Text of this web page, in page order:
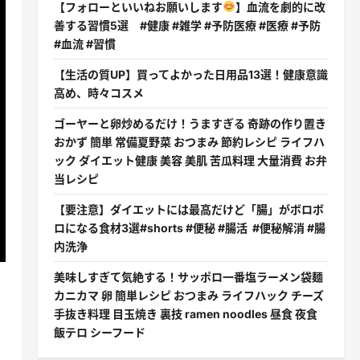
【フォローといいねお願いします
】血流を劇的に改
善する習慣5選 #健康 #雑学 #予防医療 #医療 #予防
#血流 #習慣
【生活の質UP】買ってよかった日用品13選！健康意識
高め、時々コスメ
ゴーヤーと卵炒めるだけ！うますぎる 奇跡の作り置き
おかず 簡単 常備夏野菜 おつまみ 節約レシピ ライフハ
ック ダイエット健康 美容 美肌 苦瓜料理 大量消費 お弁
当レシピ
【要注意】ダイエットには最高だけど「腸」がボロボ
ロになる食材3選#shorts #便秘 #腸活 #便秘解消 #腸
内洗浄
美味しすぎて気絶する！サッポロ一番塩ラーメン袋麺
カニカマ 卵 簡単レシピ おつまみ ライフハック チーズ
手抜き料理 目玉焼き 裏技 ramen noodles 昼食 夜食
飯テロ シーフード